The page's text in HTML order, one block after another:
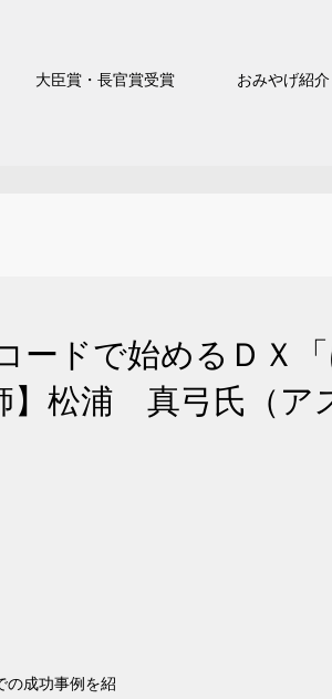
大臣賞・長官賞受賞 おみやげ紹介
ードで始めるＤＸ
】松浦 真弓氏（ア
の成功事例を紹